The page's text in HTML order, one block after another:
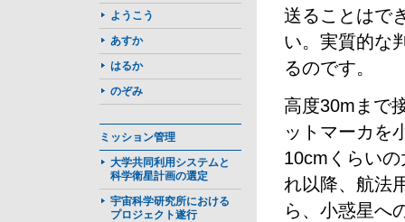
送ることはで
い。実質的な
るのです。
高度30mまで
ットマーカを
10cmくらい
れ以降、航法
ら、小惑星へ
ようこう
あすか
はるか
のぞみ
ミッション管理
大学共同利用システムと
科学衛星計画の選定
宇宙科学研究所における
プロジェクト遂行